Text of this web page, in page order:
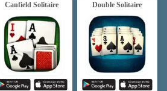
Canfield Solitaire Double Solitaire